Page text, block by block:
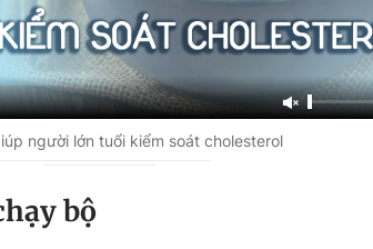
người lớn tuổi kiểm soát cholesterol
bộ